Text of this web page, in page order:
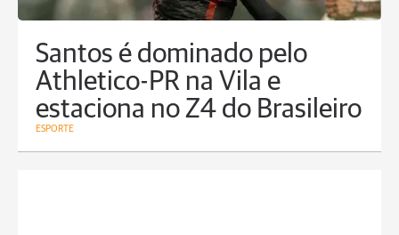
Santos é dominado pelo
Athletico-PR na Vila e
estaciona no Z4 do Brasileiro
ESPORTE